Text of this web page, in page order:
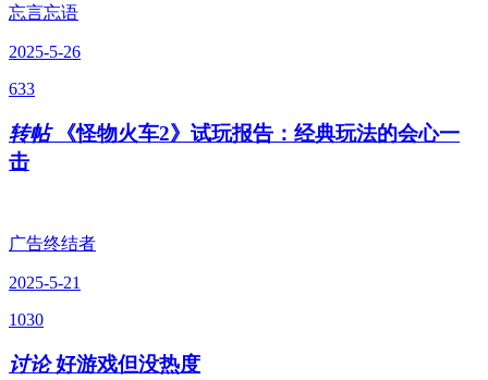
忘言忘语
2025-5-26
633
转帖
《怪物火车2》试玩报告：经典玩法的会心一
击
广告终结者
2025-5-21
1030
讨论 好游戏但没热度